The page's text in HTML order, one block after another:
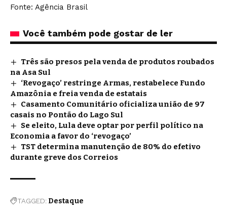
Fonte: Agência Brasil
Você também pode gostar de ler
Três são presos pela venda de produtos roubados
na Asa Sul
‘Revogaço’ restringe Armas, restabelece Fundo
Amazônia e freia venda de estatais
Casamento Comunitário oficializa união de 97
casais no Pontão do Lago Sul
Se eleito, Lula deve optar por perfil político na
Economia a favor do ‘revogaço’
TST determina manutenção de 80% do efetivo
durante greve dos Correios
TAGGED: Destaque